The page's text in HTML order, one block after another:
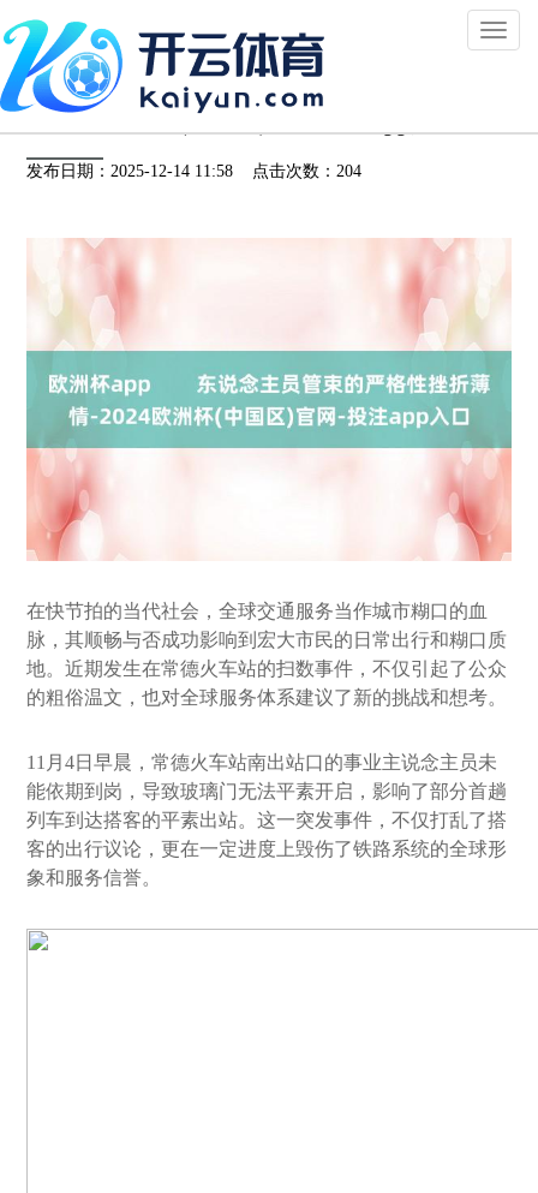
Toggle
欧洲杯app 东说念主员管束的严格性挫折薄
情-2024欧洲杯(中国区)官网-投注app入口
发布日期：2025-12-14 11:58 点击次数：204
在快节拍的当代社会，全球交通服务当作城市糊口的血
脉，其顺畅与否成功影响到宏大市民的日常出行和糊口质
地。近期发生在常德火车站的扫数事件，不仅引起了公众
的粗俗温文，也对全球服务体系建议了新的挑战和想考。
11月4日早晨，常德火车站南出站口的事业主说念主员未
能依期到岗，导致玻璃门无法平素开启，影响了部分首趟
列车到达搭客的平素出站。这一突发事件，不仅打乱了搭
客的出行议论，更在一定进度上毁伤了铁路系统的全球形
象和服务信誉。